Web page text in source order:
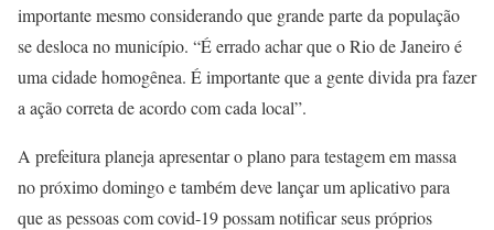
importante mesmo considerando que grande parte da população
se desloca no município. “É errado achar que o Rio de Janeiro é
uma cidade homogênea. É importante que a gente divida pra fazer
a ação correta de acordo com cada local”.
A prefeitura planeja apresentar o plano para testagem em massa
no próximo domingo e também deve lançar um aplicativo para
que as pessoas com covid-19 possam notificar seus próprios